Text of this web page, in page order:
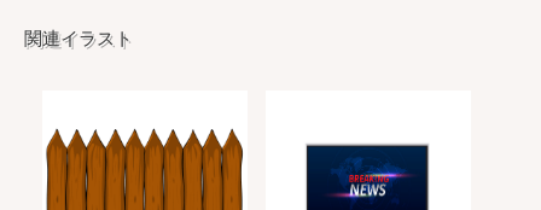
関連イラスト